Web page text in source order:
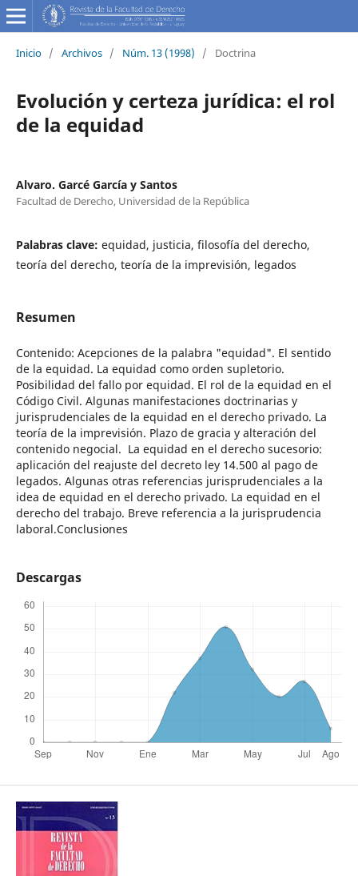
Inicio / Archivos / Núm. 13 (1998) / Doctrina
Evolución y certeza jurídica: el rol
de la equidad
Alvaro. Garcé García y Santos
Facultad de Derecho, Universidad de la República
Palabras clave: equidad, justicia, filosofía del derecho,
teoría del derecho, teoría de la imprevisión, legados
Resumen
Contenido: Acepciones de la palabra "equidad". El sentido
de la equidad. La equidad como orden supletorio.
Posibilidad del fallo por equidad. El rol de la equidad en el
Código Civil. Algunas manifestaciones doctrinarias y
jurisprudenciales de la equidad en el derecho privado. La
teoría de la imprevisión. Plazo de gracia y alteración del
contenido negocial. La equidad en el derecho sucesorio:
aplicación del reajuste del decreto ley 14.500 al pago de
legados. Algunas otras referencias jurisprudenciales a la
idea de equidad en el derecho privado. La equidad en el
derecho del trabajo. Breve referencia a la jurisprudencia
laboral.Conclusiones
Descargas